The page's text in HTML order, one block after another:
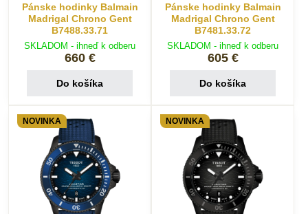
Pánske hodinky Balmain
Madrigal Chrono Gent
B7488.33.71
SKLADOM - ihneď k odberu
660 €
Do košíka
Pánske hodinky Balmain
Madrigal Chrono Gent
B7481.33.72
SKLADOM - ihneď k odberu
605 €
Do košíka
NOVINKA NOVINKA